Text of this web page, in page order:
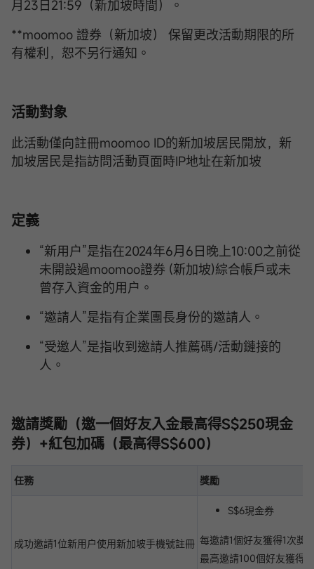
月23日21:59（新加坡時間）。
**moomoo 證券（新加坡） 保留更改活動期限的所
有權利，恕不另行通知。
活動對象
此活動僅向註冊moomoo ID的新加坡居民開放，新
加坡居民是指訪問活動頁面時IP地址在新加坡
定義
“新用户”是指在2024年6月6日晚上10:00之前從
未開設過moomoo證券 (新加坡)綜合帳戶或未
曾存入資金的用户。
“邀請人”是指有企業團長身份的邀請人。
“受邀人”是指收到邀請人推薦碼/活動鏈接的
人。
邀請獎勵（邀一個好友入金最高得S$250現金
券）+紅包加碼（最高得S$600）
任務 獎勵
成功邀請1位新用户使用新加坡手機號註冊
S$6現金券
每邀請1個好友獲得1次獎
最高邀請100個好友獲得